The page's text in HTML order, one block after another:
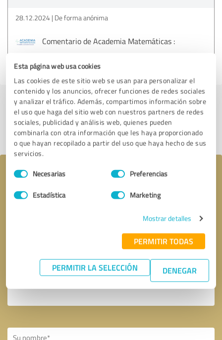
Esta página web usa cookies
Las cookies de este sitio web se usan para personalizar el
contenido y los anuncios, ofrecer funciones de redes sociales
y analizar el tráfico. Además, compartimos información sobre
el uso que haga del sitio web con nuestros partners de redes
sociales, publicidad y análisis web, quienes pueden
combinarla con otra información que les haya proporcionado
o que hayan recopilado a partir del uso que haya hecho de sus
servicios.
Selección
de
Necesarias Preferencias
Estadística Marketing
Mostrar detalles
PERMITIR TODAS
PERMITIR LA SELECCIÓN DENEGAR
28.12.2024 De forma anónima
Comentario de Academia Matemáticas :
Gracias por la opinión
Enviar reseña
Compartir perfil
Tu mensaje a Academia Matemáticas